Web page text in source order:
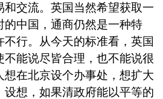
和交流。英国当然希望获取一
的中国，通商仍然是一种特
行。从今天的标准看，英国
不能说尽皆合理，也不能说很
想在北京设个办事处，想扩大
设想，如果清政府能以平等的